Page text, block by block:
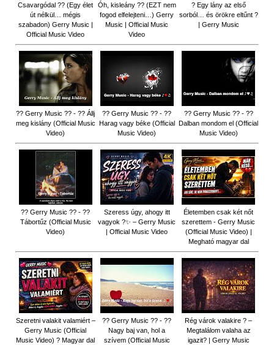
Csavargódal ?? (Egy élet
út nélkül… mégis
szabadon) Gerry Music |
Official Music Video
Óh, kisleány ?? (EZT nem
fogod elfelejteni…) Gerry
Music | Official Music
Video
? Egy lány az első
sorból… és örökre eltűnt ?
| Gerry Music
?? Gerry Music ?? - ?? Állj
meg kislány (Official Music
Video)
?? Gerry Music ?? - ??
Harag vagy béke (Official
Music Video)
?? Gerry Music ?? - ??
Dalban mondom el (Official
Music Video)
?? Gerry Music ?? - ??
Tábortűz (Official Music
Video)
Szeress úgy, ahogy itt
vagyok ?✨ – Gerry Music
| Official Music Video
Életemben csak két nőt
szerettem - Gerry Music
(Official Music Video) |
Megható magyar dal
Szeretni valakit valamiért –
Gerry Music (Official
Music Video) ? Magyar dal
?? Gerry Music ?? - ??
Nagy baj van, hol a
szívem (Official Music
Rég várok valakire ? –
Megtalálom valaha az
igazit? | Gerry Music